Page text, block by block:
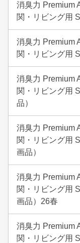
消臭力 Premium
関・リビング用
消臭力 Premium
関・リビング用
消臭力 Premium
関・リビング用
品）
消臭力 Premium
関・リビング用
画品）
消臭力 Premium
関・リビング用
画品）26春
消臭力 Premium
関・リビング用